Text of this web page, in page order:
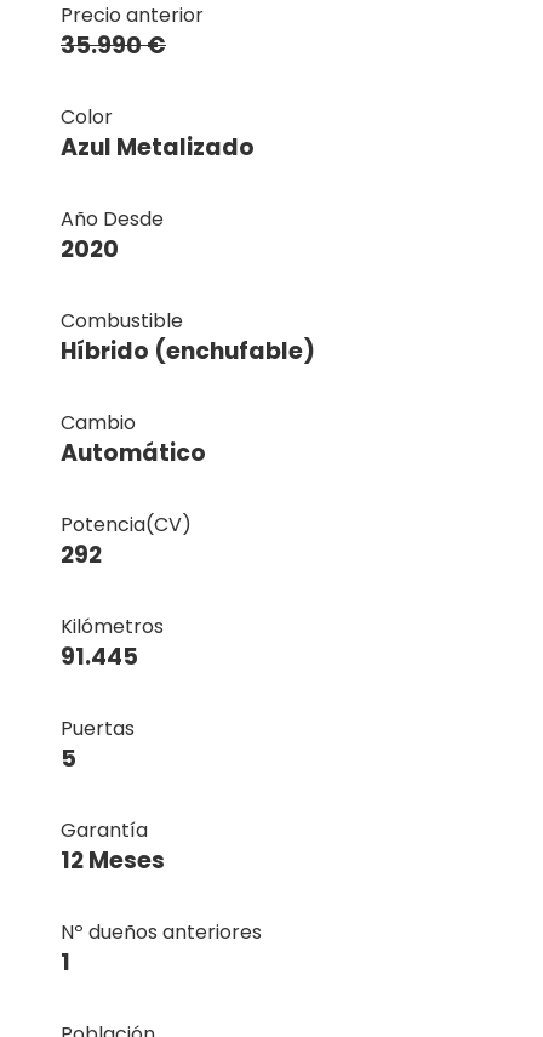
Precio anterior
35.990 €
Color
Azul Metalizado
Año Desde
2020
Combustible
Híbrido (enchufable)
Cambio
Automático
Potencia(CV)
292
Kilómetros
91.445
Puertas
5
Garantía
12 Meses
Nº dueños anteriores
1